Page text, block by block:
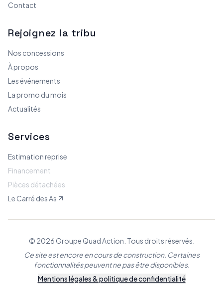
Contact
Rejoignez la tribu
Nos concessions
À propos
Les événements
La promo du mois
Actualités
Services
Estimation reprise
Financement
Pièces détachées
Le Carré des As
© 2026 Groupe Quad Action. Tous droits réservés.
Ce site est encore en cours de construction. Certaines
fonctionnalités peuvent ne pas être disponibles.
Mentions légales & politique de confidentialité